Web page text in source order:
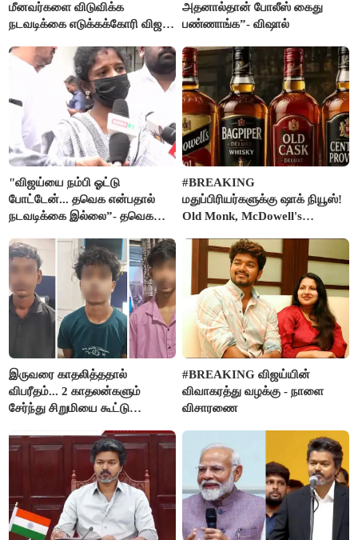
மீனவர்களை விடுவிக்க
நடவடிக்கை எடுக்கக்கோரி விஜய்
அதனால்தான் போலீஸ் கைது
பண்ணாங்க”- விஷால்
"விஜய்யை நம்பி ஓட்டு
போட்டேன்... தவெக என்பதால்
நடவடிக்கை இல்லை”- தவெக
கதறல்
#BREAKING
மதுப்பிரியர்களுக்கு ஷாக் நியூஸ்!
Old Monk, McDowell's
FSSAI தடை
இருவரை காதலித்ததால்
விபரீதம்... 2 காதலன்களும்
சேர்ந்து சிறுமியை கூட்டு
செய்த கொடூரம்
#BREAKING விஜய்யின்
விவாகரத்து வழக்கு - நாளை
விசாரணை